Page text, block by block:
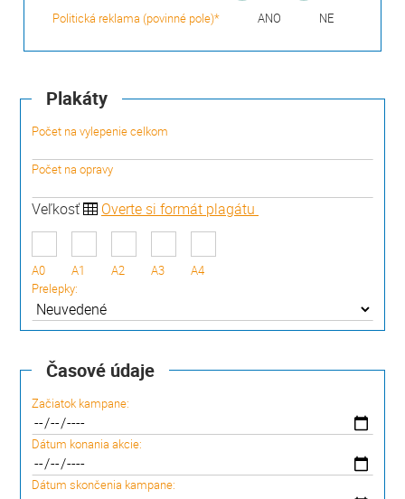
Politická reklama (povinné pole)* ANO NE
Plakáty
Počet na vylepenie celkom
Počet na opravy
Veľkosť Overte si formát plagátu
A0 A1 A2 A3
A4
Prelepky:
Časové údaje
Začiatok kampane:
Dátum konania akcie:
Dátum skončenia kampane: